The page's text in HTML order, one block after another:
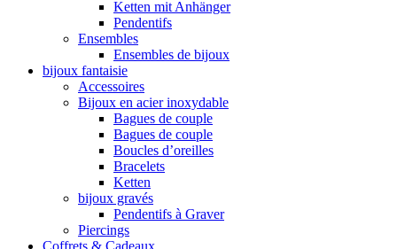
Ketten mit Anhänger
Pendentifs
Ensembles
Ensembles de bijoux
bijoux fantaisie
Accessoires
Bijoux en acier inoxydable
Bagues de couple
Bagues de couple
Boucles d’oreilles
Bracelets
Ketten
bijoux gravés
Pendentifs à Graver
Piercings
Coffrets & Cadeaux